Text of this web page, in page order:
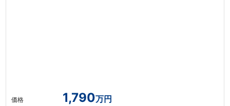
価格 1,790万円